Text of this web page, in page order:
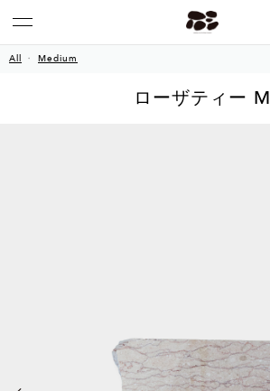
All Medium
ローザティー M